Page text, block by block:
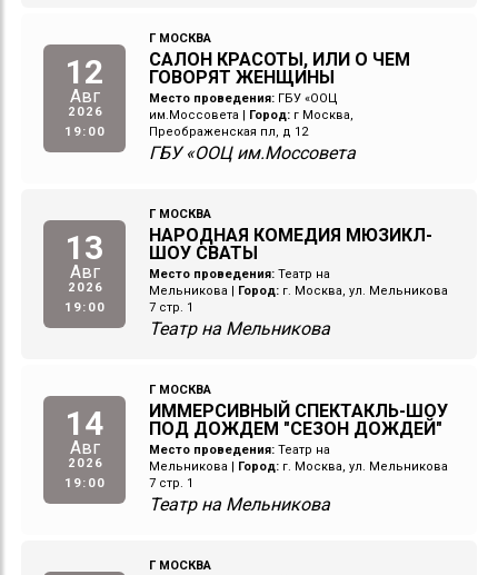
12
Авг
2026
19:00
Г МОСКВА
САЛОН КРАСОТЫ, ИЛИ О ЧЕМ
ГОВОРЯТ ЖЕНЩИНЫ
Место проведения: ГБУ «ООЦ
им.Моссовета
Город: г Москва,
Преображенская пл, д 12
ГБУ «ООЦ им.Моссовета
13
Авг
2026
19:00
Г МОСКВА
НАРОДНАЯ КОМЕДИЯ МЮЗИКЛ-
ШОУ СВАТЫ
Место проведения: Театр на
Мельникова
Город: г. Москва, ул. Мельникова
7 стр. 1
Театр на Мельникова
14
Авг
2026
19:00
Г МОСКВА
ИММЕРСИВНЫЙ СПЕКТАКЛЬ-ШОУ
ПОД ДОЖДЕМ "СЕЗОН ДОЖДЕЙ"
Место проведения: Театр на
Мельникова
Город: г. Москва, ул. Мельникова
7 стр. 1
Театр на Мельникова
Г МОСКВА